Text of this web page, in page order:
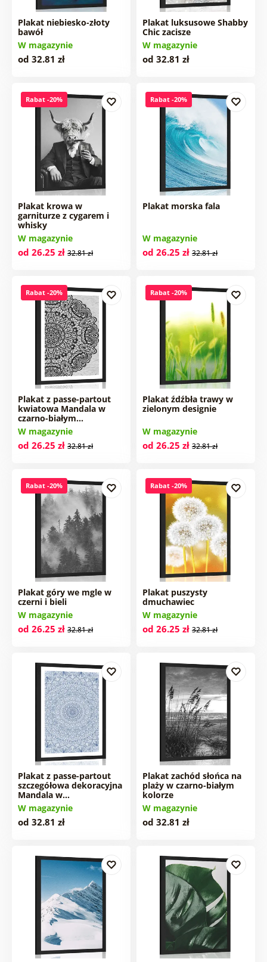
Plakat niebiesko-złoty
bawół
W magazynie
od 32.81 zł
Plakat luksusowe Shabby
Chic zacisze
W magazynie
od 32.81 zł
Rabat -20%
Plakat krowa w
garniturze z cygarem i
whisky
W magazynie
od 26.25 zł 32.81 zł
Rabat -20%
Plakat morska fala
W magazynie
od 26.25 zł 32.81 zł
Rabat -20%
Plakat z passe-partout
kwiatowa Mandala w
czarno-białym…
W magazynie
od 26.25 zł 32.81 zł
Rabat -20%
Plakat źdźbła trawy w
zielonym designie
W magazynie
od 26.25 zł 32.81 zł
Rabat -20%
Plakat góry we mgle w
czerni i bieli
W magazynie
od 26.25 zł 32.81 zł
Rabat -20%
Plakat puszysty
dmuchawiec
W magazynie
od 26.25 zł 32.81 zł
Plakat z passe-partout
szczegółowa dekoracyjna
Mandala w…
W magazynie
od 32.81 zł
Plakat zachód słońca na
plaży w czarno-białym
kolorze
W magazynie
od 32.81 zł